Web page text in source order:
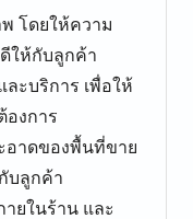
โดยให้ความ
ให้กับลูกค้า
ะบริการ เพื่อให้
งการ
อาดของพื้นที่ขาย
บลูกค้า
ยในร้าน และ